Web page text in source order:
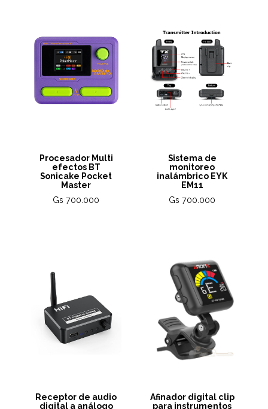
Procesador Multi
efectos BT
Sonicake Pocket
Master
Gs 700.000
Sistema de
monitoreo
inalámbrico EYK
EM11
Gs 700.000
Receptor de audio
digital a análogo
Afinador digital clip
para instrumentos